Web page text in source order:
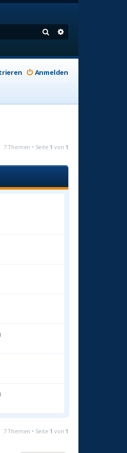
Suche
Anmelden
7 Themen • Seite 1 von 1
7 Themen • Seite 1 von 1